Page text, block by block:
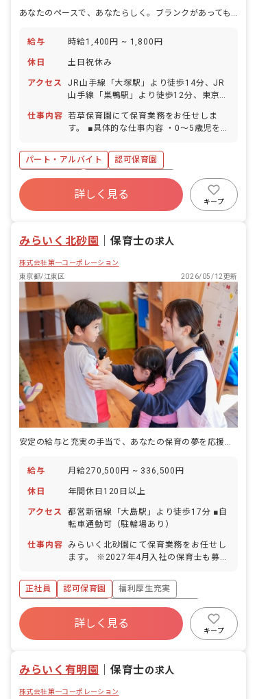
給与 時給1,400円 ~ 1,800円
休日 土日祝休み
アクセス
JR山手線「大塚駅」より徒歩14分、JR
山手線「巣鴨駅」より徒歩12分、東京メ
大塚駅よりバス、「南大塚一丁目」バス
停下車、徒歩5分 ■自転車通勤可（無料
仕事内容 若草保育園にて保育業務をお任せしま
す。 ■具体的な仕事内容 ・0～5歳児をお
パート・アルバイト
認可保育園
福利厚生充実
ボーナス・賞与あり
社会保険完備
土日祝休み
詳しく見る
キープ
みらいく北砂園 ｜保育士の求人
株式会社第一コーポレーション
東京都/江東区
2026/05/12更新
給与 月給270,500円 ~ 336,500円
休日 年間休日120日以上
アクセス
都営新宿線「大島駅」より徒歩17分 ■自
転車通勤可（駐輪場あり）
仕事内容
みらいく北砂園にて保育業務をお任せし
ます。 ※2027年4月入社の保育士も募集
配属先は希望をお聞きしながら決定しま
す。 ■具体的な仕事内容 0歳から6歳まで
のお子さまの保育業務をお任せします。
一人ひとりの個性に向き合い、豊かな成
長を促します。子どもたちの興味関心に
合わせたプログラムを考え実施します。
現代と未来をつなぐ「子どもたちの心の
ています。一人ひとりの子どもたちが、
正社員 認可保育園
福利厚生充実
ボーナス・賞与あり
年間休日120日以上
寮・住宅・家賃補助あり
社会保険完備
詳しく見る
キープ
みらいく有明園 ｜保育士の求人
株式会社第一コーポレーション